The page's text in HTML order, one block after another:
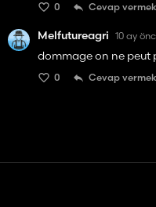
0 Cevap vermek
Melfutureagri 10 ay
dommage on ne peut
0 Cevap vermek